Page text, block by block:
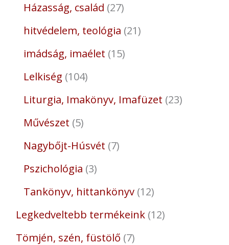
Házasság, család 27
hitvédelem, teológia 21
imádság, imaélet 15
Lelkiség 104
Liturgia, Imakönyv, Imafüzet 23
Művészet 5
Nagybőjt-Húsvét 7
Pszichológia 3
Tankönyv, hittankönyv 12
Legkedveltebb termékeink 12
Tömjén, szén, füstölő 7